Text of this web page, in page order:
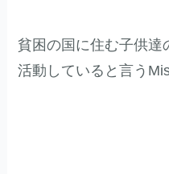
貧困の国に住む子供達
活動していると言う